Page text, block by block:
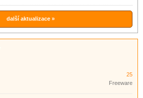
další aktualizace »
25
Freeware